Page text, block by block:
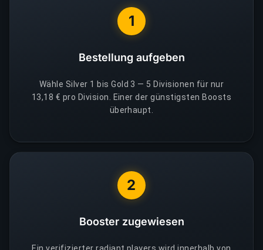
1
Bestellung aufgeben
Wähle Silver 1 bis Gold 3 — 5 Divisionen für nur
13,18 € pro Division. Einer der günstigsten Boosts
überhaupt.
2
Booster zugewiesen
Ein verifizierter radiant players wird innerhalb von